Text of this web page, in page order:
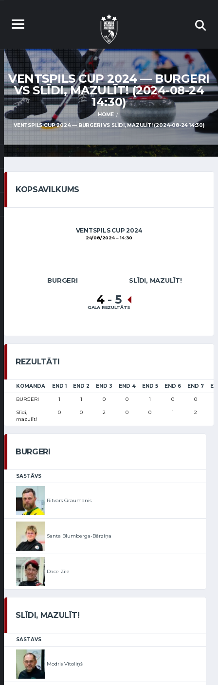
VENTSPILS CUP 2024 — BURGERI
VS SLĪDI, MAZULĪT! (2024-08-24
14:30)
HOME
VENTSPILS CUP 2024 — BURGERI VS SLĪDI, MAZULĪT! (2024-08-24 14:30)
KOPSAVILKUMS
VENTSPILS CUP 2024
24/08/2024 14:30
BURGERI SLĪDI, MAZULĪT!
4 - 5
GALA REZULTĀTS
REZULTĀTI
KOMANDA END 1 END 2 END 3 END 4 END 5 END 6 END 7
BURGERI 1 1 0 0 1 0 0
Slīdi,
mazulīt!
0 0 2 0 0 1 2
BURGERI
SASTĀVS
Ritvars Graumanis
Santa Blumberga-Bērziņa
Dace Zīle
SLĪDI, MAZULĪT!
SASTĀVS
Modris Vītoliņš